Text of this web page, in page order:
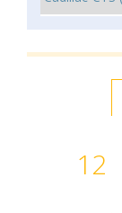
12